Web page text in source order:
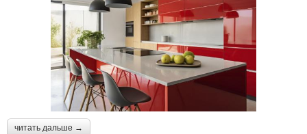
читать дальше →